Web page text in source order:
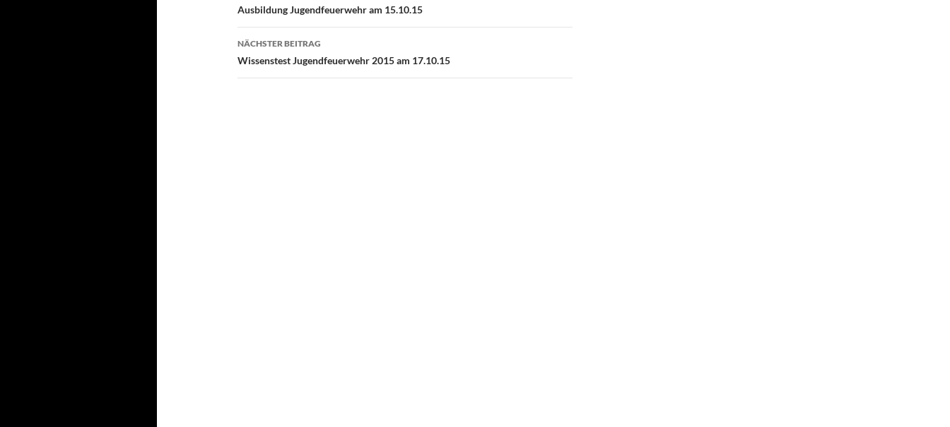
Ausbildung Jugendfeuerwehr am 15.10.15
NÄCHSTER BEITRAG
Wissenstest Jugendfeuerwehr 2015 am 17.10.15